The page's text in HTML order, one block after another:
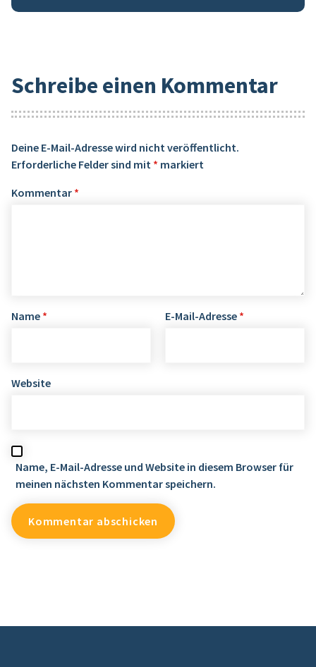
Schreibe einen Kommentar
Deine E-Mail-Adresse wird nicht veröffentlicht.
Erforderliche Felder sind mit * markiert
Kommentar *
Name * E-Mail-Adresse *
Website
Name, E-Mail-Adresse und Website in diesem Browser für
meinen nächsten Kommentar speichern.